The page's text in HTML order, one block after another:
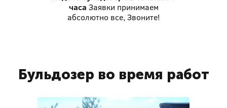
часа Заявки принимаем
абсолютно все, Звоните!
Бульдозер во время работ